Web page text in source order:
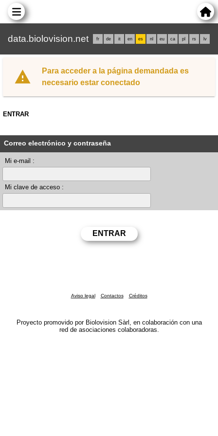
data.biolovision.net fr de it en es nl eu ca pl rs lv
Para acceder a la página demandada es
necesario estar conectado
ENTRAR
Correo electrónico y contraseña
Mi e-mail :
Mi clave de acceso :
Aviso legal Contactos Créditos
Proyecto promovido por Biolovision Sàrl, en colaboración con una
red de asociaciones colaboradoras.